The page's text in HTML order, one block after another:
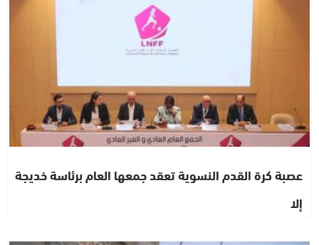
عصبة كرة القدم النسوية تعقد جمعها العام برئاسة خديجة
إلا